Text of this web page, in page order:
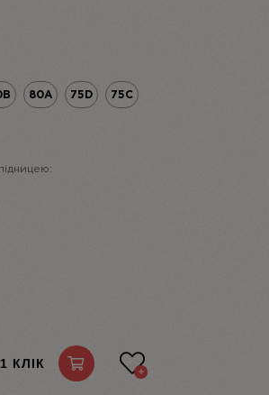
80A 75D 75C
КЛІК